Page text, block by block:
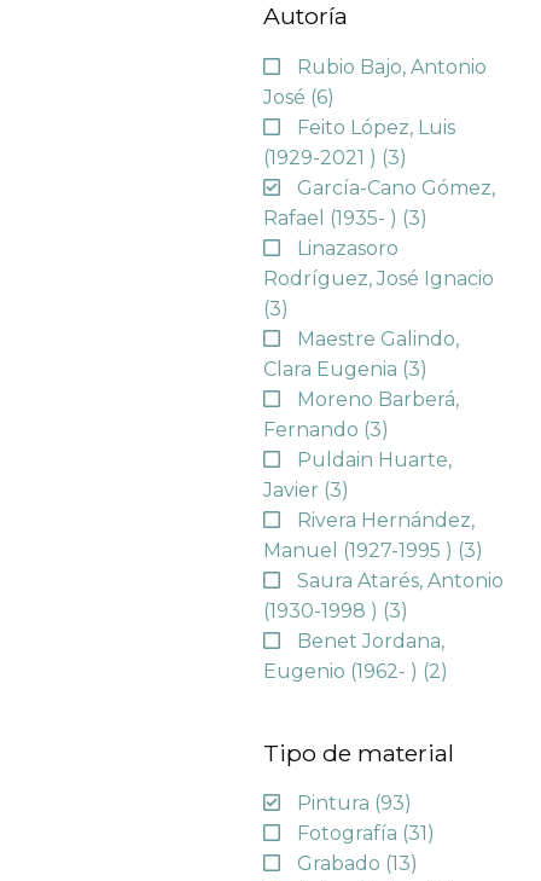
Autoría
Rubio Bajo, Antonio
José (6)
Feito López, Luis
(1929-2021 ) (3)
García-Cano Gómez,
Rafael (1935- ) (3)
Linazasoro
Rodríguez, José Ignacio
(3)
Maestre Galindo,
Clara Eugenia (3)
Moreno Barberá,
Fernando (3)
Puldain Huarte,
Javier (3)
Rivera Hernández,
Manuel (1927-1995 ) (3)
Saura Atarés, Antonio
(1930-1998 ) (3)
Benet Jordana,
Eugenio (1962- ) (2)
Tipo de material
Pintura (93)
Fotografía (31)
Grabado (13)